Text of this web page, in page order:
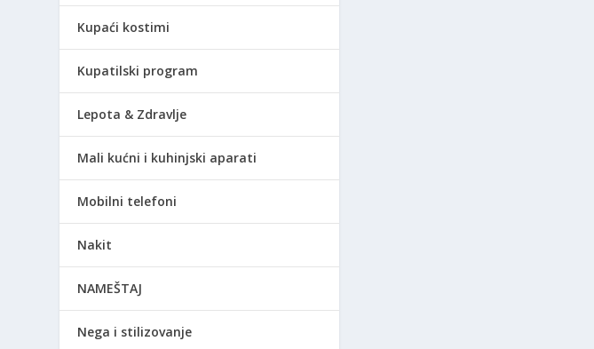
Kupaći kostimi
Kupatilski program
Lepota & Zdravlje
Mali kućni i kuhinjski aparati
Mobilni telefoni
Nakit
NAMEŠTAJ
Nega i stilizovanje